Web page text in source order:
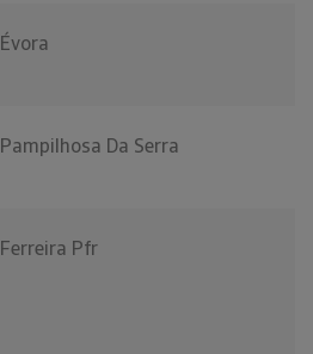
Évora
Pampilhosa Da Serra
Ferreira Pfr